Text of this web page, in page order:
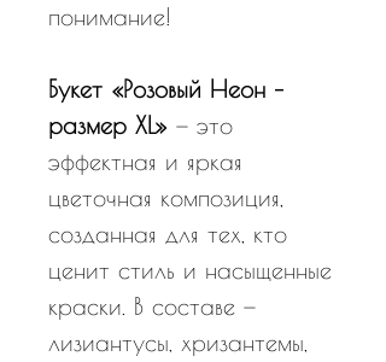
понимание!
Букет «Розовый Неон –
размер XL» — это
эффектная и яркая
цветочная композиция,
созданная для тех, кто
ценит стиль и насыщенные
краски. В составе —
лизиантусы, хризантемы,